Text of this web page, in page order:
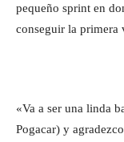
pequeño sprint en
conseguir la primera
«Va a ser una linda
Pogacar) y